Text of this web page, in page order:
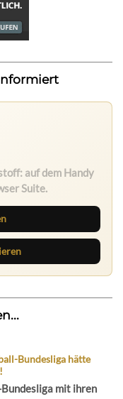
auf dem Handy
Suite.
Bundesliga hätte
mit ihren